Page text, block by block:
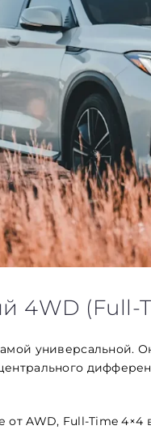
4WD (Full-
универсальной.
от AWD, Full-Time